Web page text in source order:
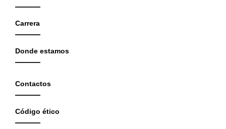
Carrera
Donde estamos
Contactos
Código ético